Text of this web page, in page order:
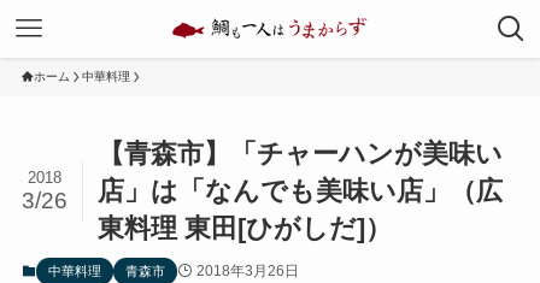
ホーム 中華料理
【青森市】「チャーハンが美味い
店」は「なんでも美味い店」（広
東料理 東田[ひがしだ]）
2018
3/26
中華料理 青森市 2018年3月26日